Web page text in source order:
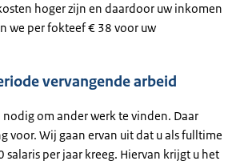
hoger zijn en daardoor uw inkomen
we per fokteef € 38 voor uw
vervangende arbeid
om ander werk te vinden. Daar
voor. Wij gaan ervan uit dat u als fulltime
per jaar kreeg. Hiervan krijgt u het